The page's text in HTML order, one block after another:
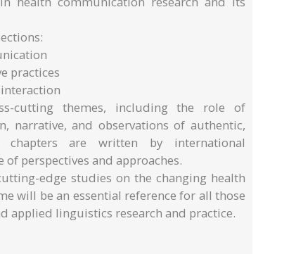
practices
cutting themes, including the role of
narrative, and observations of authentic,
chapters are written by international
perspectives and approaches.
edge studies on the changing health
will be an essential reference for all those
applied linguistics research and practice.